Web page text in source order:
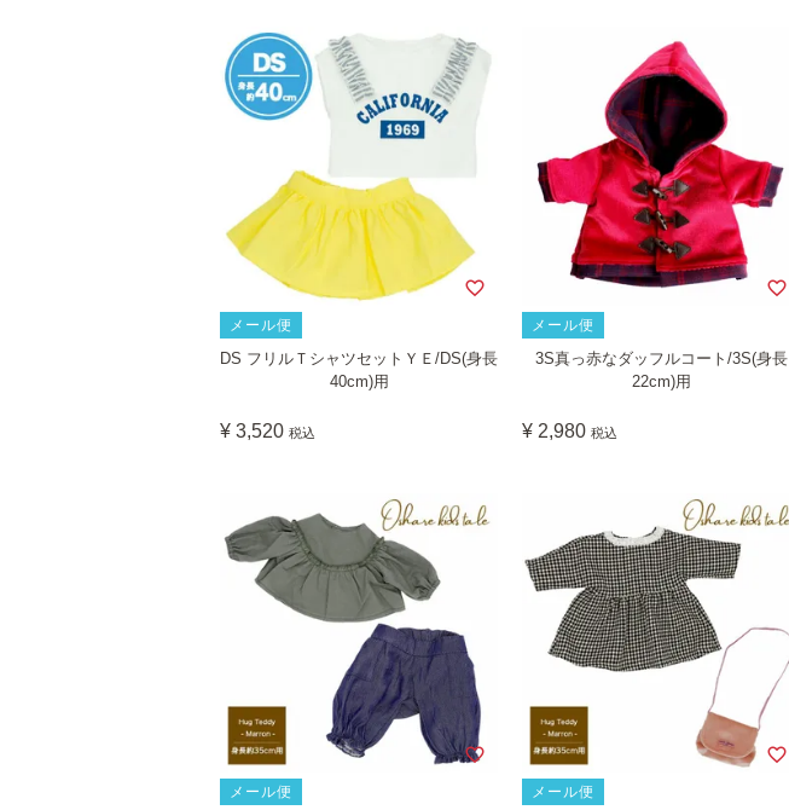
メール便
DS フリルＴシャツセットＹＥ/DS(身長
40cm)用
¥ 3,520 税込
メール便
3S真っ赤なダッフルコート/3S(身長
22cm)用
¥ 2,980 税込
メール便 メール便